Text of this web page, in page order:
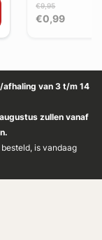
€9,95
€0,99
van 3 t/m 14
zullen vanaf
is vandaag